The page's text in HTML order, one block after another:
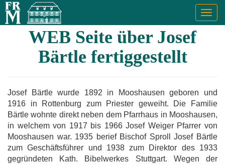
WEB Seite über Josef
Bärtle fertiggestellt
Josef Bärtle wurde 1892 in Mooshausen geboren und
1916 in Rottenburg zum Priester geweiht. Die Familie
Bärtle wohnte direkt neben dem Pfarrhaus in Mooshausen,
in welchem von 1917 bis 1966 Josef Weiger Pfarrer von
Mooshausen war. 1935 berief Bischof Sproll Josef Bärtle
zum Geschäftsführer und 1938 zum Direktor des 1933
gegründeten Kath. Bibelwerkes Stuttgart. Wegen der